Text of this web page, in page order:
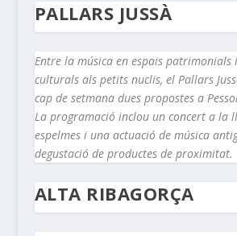
PALLARS JUSSÀ
Entre la música en espais patrimonials
culturals als petits nuclis, el Pallars
cap de setmana dues propostes a
La programació inclou un concert a la
espelmes i una actuació de música
degustació de productes de proximitat.
ALTA RIBAGORÇA